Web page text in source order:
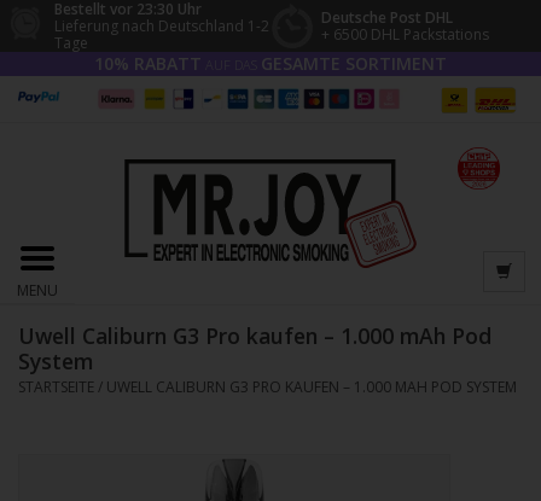
Bestellt vor 23:30 Uhr
Lieferung nach Deutschland 1-2
Tage
Deutsche Post DHL
+ 6500 DHL Packstations
10% RABATT GESAMTE SORTIMENT
MENU
Uwell Caliburn G3 Pro kaufen – 1.000 mAh Pod
System
STARTSEITE / UWELL CALIBURN G3 PRO KAUFEN – 1.000 MAH POD SYSTEM